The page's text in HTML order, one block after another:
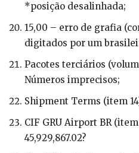
*posição desalinhada;
15,00 – erro de grafia
digitados por um
Pacotes terciários
Números imprecisos;
Shipment Terms (item
CIF GRU Airport BR
45,929,867.02?